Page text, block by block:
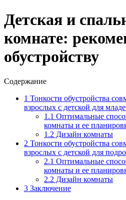
Детская и
комнате:
обустройству
Содержание
1 Тонкости обустройства
взрослых с детской для
1.1 Оптимальные
комнаты и ее
1.2 Дизайн комнаты
2 Тонкости обустройства
взрослых с детской для
2.1 Оптимальные
комнаты и ее
2.2 Дизайн комнаты
3 Заключение